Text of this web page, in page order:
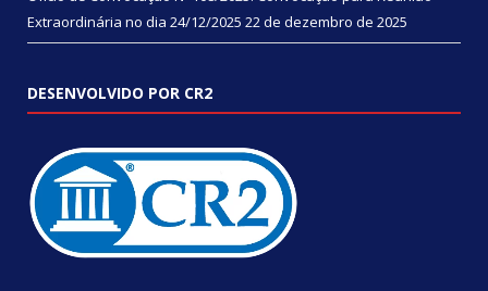
Extraordinária no dia 24/12/2025 22 de dezembro de 2025
DESENVOLVIDO POR CR2